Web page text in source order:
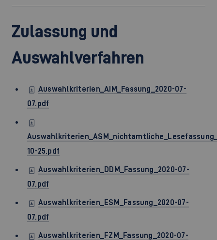
Zulassung und
Auswahlverfahren
Auswahlkriterien_AIM_Fassung_2020-07-
07.pdf
10-25.pdf
Auswahlkriterien_DDM_Fassung_2020-07-
07.pdf
Auswahlkriterien_ESM_Fassung_2020-07-
07.pdf
Auswahlkriterien_FZM_Fassung_2020-07-